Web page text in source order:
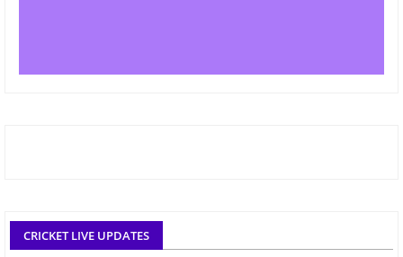
CRICKET LIVE UPDATES